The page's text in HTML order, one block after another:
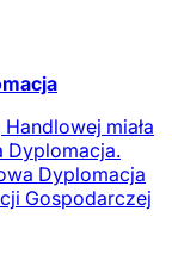
Handlowej miała
Dyplomacja.
Dyplomacja
Gospodarczej